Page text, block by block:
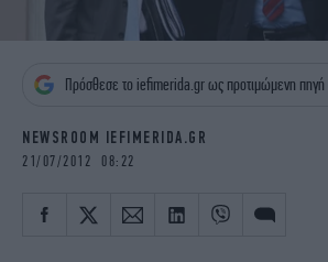
GREEN
iOPINIONS
OSCARS
Πρόσθεσε το iefimerida.gr ως προτιμώμενη πηγή
NEWSROOM IEFIMERIDA.GR
21/07/2012 08:22